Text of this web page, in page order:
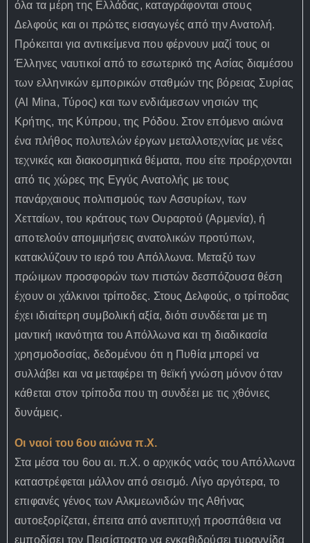
όλα τα μέρη της Ελλάδας, καταγράφονται στους
Δελφούς και οι πρώτες εισαγωγές από την Ανατολή.
Πρόκειται για αντικείμενα που φέρνουν μαζί τους οι
Έλληνες ναυτικοί από το εσωτερικό της Ασίας διαμέσου
των ελληνικών εμπορικών σταθμών της βόρειας Συρίας
(Αl Mina, Τύρος) και των ενδιάμεσων νησιών της
Κρήτης, της Κύπρου, της Ρόδου. Στον επόμενο αιώνα
ένα πλήθος πολυτελών έργων μεταλλοτεχνίας με νέες
τεχνικές και διακοσμητικά θέματα, που είτε προέρχονται
από τις χώρες της Εγγύς Ανατολής με τους
πανάρχαιους πολιτισμούς των Ασσυρίων, των
Χετταίων, του κράτους των Ουραρτού (Αρμενία), ή
αποτελούν απομιμήσεις ανατολικών προτύπων,
κατακλύζουν το ιερό του Απόλλωνα. Μεταξύ των
πρώιμων προσφορών των πιστών δεσπόζουσα θέση
έχουν οι χάλκινοι τρίποδες. Στους Δελφούς, ο τρίποδας
έχει ιδιαίτερη συμβολική αξία, διότι συνδέεται με τη
μαντική ικανότητα του Απόλλωνα και τη διαδικασία
χρησμοδοσίας, δεδομένου ότι η Πυθία μπορεί να
συλλάβει και να μεταφέρει τη θεϊκή γνώση μόνον όταν
κάθεται στον τρίποδα που τη συνδέει με τις χθόνιες
δυνάμεις.
Οι ναοί του 6ου αιώνα π.Χ.
Στα μέσα του 6ου αι. π.Χ. ο αρχικός ναός του Απόλλωνα
καταστρέφεται μάλλον από σεισμό. Λίγο αργότερα, το
επιφανές γένος των Αλκμεωνιδών της Αθήνας
αυτοεξορίζεται, έπειτα από ανεπιτυχή προσπάθεια να
εμποδίσει τον Πεισίστρατο να εγκαθιδρύσει τυραννίδα